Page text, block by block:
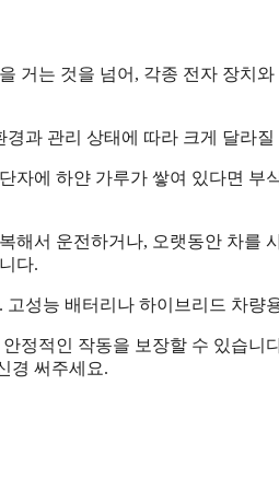
거는 것을 넘어, 각종 전자 장치
과 관리 상태에 따라 크게 달라
자에 하얀 가루가 쌓여 있다면
서 운전하거나, 오랫동안 차를
다.
성능 배터리나 하이브리드 차량
정적인 작동을 보장할 수 있습
경 써주세요.